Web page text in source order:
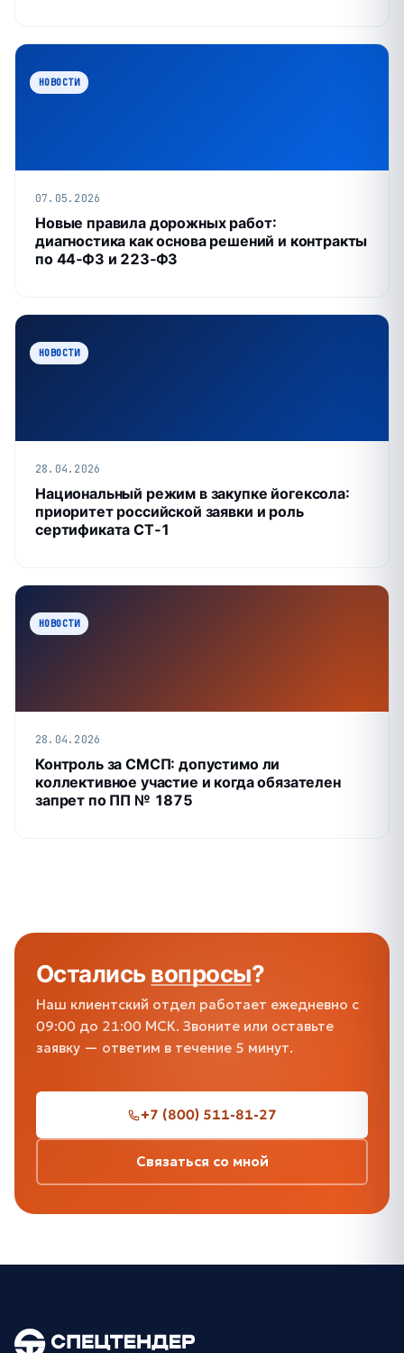
НОВОСТИ
07.05.2026
Новые правила дорожных работ:
диагностика как основа решений и контракты
по 44‑ФЗ и 223‑ФЗ
НОВОСТИ
28.04.2026
Национальный режим в закупке йогексола:
приоритет российской заявки и роль
сертификата СТ‑1
НОВОСТИ
28.04.2026
Контроль за СМСП: допустимо ли
коллективное участие и когда обязателен
запрет по ПП № 1875
Осталисьвопросы?
Наш клиентский отдел работает ежедневно с
09:00 до 21:00 МСК. Звоните или оставьте
заявку — ответим в течение 5 минут.
+7 (800) 511-81-27
Связаться со мной